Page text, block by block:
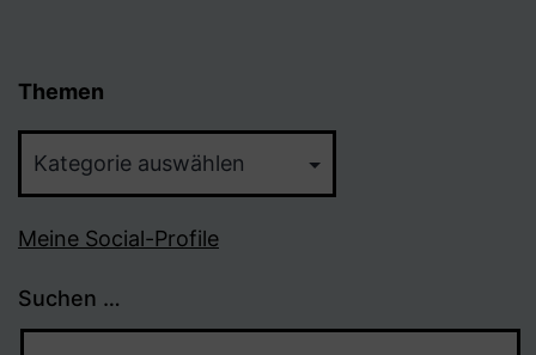
Themen
Meine Social-Profile
Suchen …